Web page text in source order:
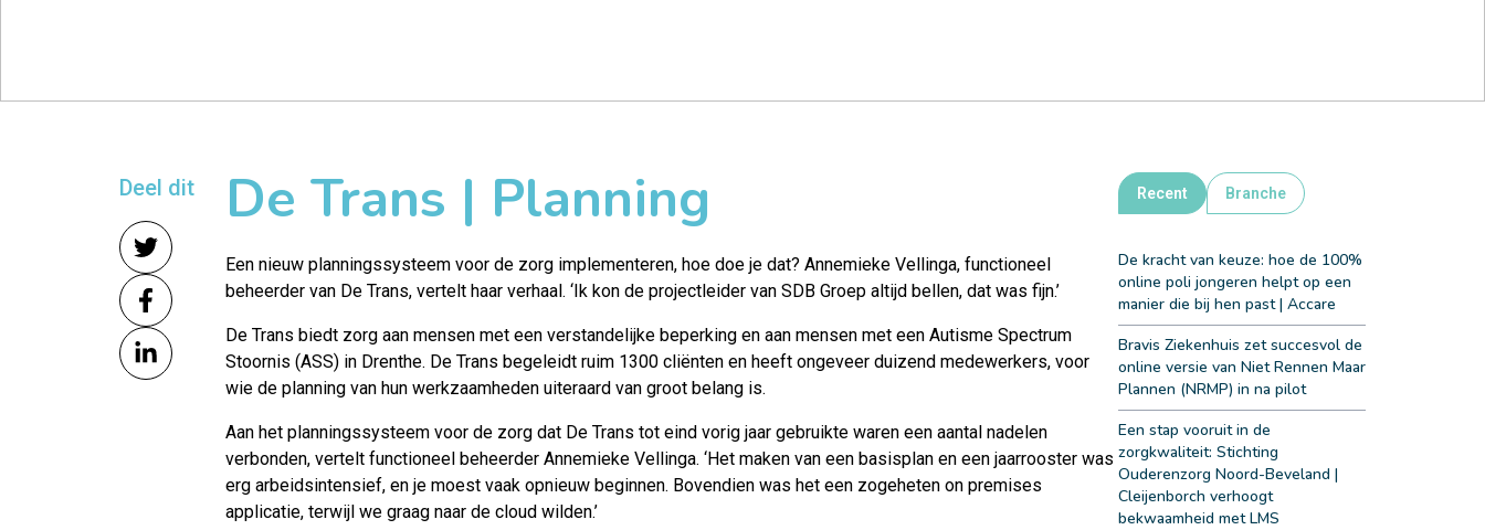
Deel dit De Trans | Planning
Een nieuw planningssysteem voor de zorg implementeren, hoe doe je dat? Annemieke Vellinga, functioneel
beheerder van De Trans, vertelt haar verhaal. ‘Ik kon de projectleider van SDB Groep altijd bellen, dat was fijn.’
De Trans biedt zorg aan mensen met een verstandelijke beperking en aan mensen met een Autisme Spectrum
Stoornis (ASS) in Drenthe. De Trans begeleidt ruim 1300 cliënten en heeft ongeveer duizend medewerkers, voor
wie de planning van hun werkzaamheden uiteraard van groot belang is.
Aan het planningssysteem voor de zorg dat De Trans tot eind vorig jaar gebruikte waren een aantal nadelen
verbonden, vertelt functioneel beheerder Annemieke Vellinga. ‘Het maken van een basisplan en een jaarrooster was
erg arbeidsintensief, en je moest vaak opnieuw beginnen. Bovendien was het een zogeheten on premises
applicatie, terwijl we graag naar de cloud wilden.’
Recent Branche
De kracht van keuze: hoe de 100%
online poli jongeren helpt op een
manier die bij hen past | Accare
Bravis Ziekenhuis zet succesvol de
online versie van Niet Rennen Maar
Plannen (NRMP) in na pilot
Een stap vooruit in de
zorgkwaliteit: Stichting
Ouderenzorg Noord-Beveland |
Cleijenborch verhoogt
bekwaamheid met LMS